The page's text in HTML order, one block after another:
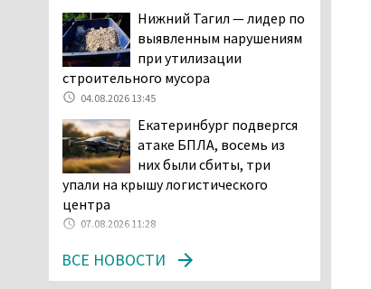
женщин неполноценными людьми, а
неженатых мужчин — инвалидами,
проверит прокуратура (ВИДЕО)
05.08.2026 14:40
Свердловской области с
начала купального сезона
погиб 21 человек
05.08.2026 14:05
Нижний Тагил на три дня
столицей
короткометражного кино
Нижний Тагил — лидер по
выявленным нарушениям
при утилизации
строительного мусора
04.08.2026 13:45
Екатеринбург подвергся
атаке БПЛА, восемь из
них были сбиты, три
упали на крышу логистического
центра
07.08.2026 11:28
ВСЕ НОВОСТИ